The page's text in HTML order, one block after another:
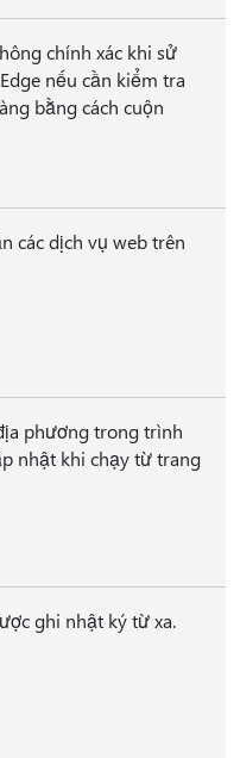
chính xác khi sử
nếu cần kiểm tra
bằng cách cuộn
các dịch vụ web trên
phương trong trình
nhật khi chạy từ trang
ghi nhật ký từ xa.